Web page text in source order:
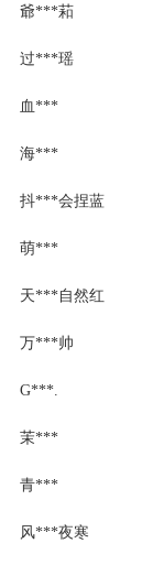
爺***萂
过***瑶
血***
海***
抖***会捏蓝
萌***
天***自然红
万***帅
G***.
茉***
青***
风***夜寒